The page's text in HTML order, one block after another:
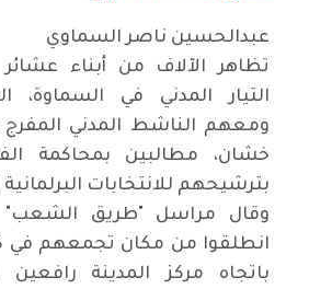
عبدالحسين ناصر السماوي
تظاهر الآلاف من أبناء
التيار المدني في السماوة،
ومعهم الناشط المدني
خشان، مطالبين بمحاكمة
بترشيحهم للانتخابات البرلمانية
وقال مراسل "طريق الشعب"
انطلقوا من مكان تجمعهم في
باتجاه مركز المدينة رافعين